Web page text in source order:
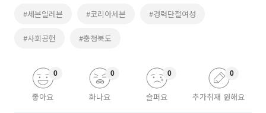
#세븐일레븐 #코리아세븐 #경력단절여성
#사회공헌 #충청북도
좋아요
0
화나요
0
슬퍼요
0
추가취재 원해요
0